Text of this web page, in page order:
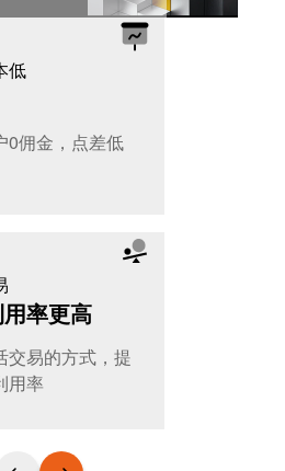
低
0佣金，点差低
率更高
交易的方式，提
用率